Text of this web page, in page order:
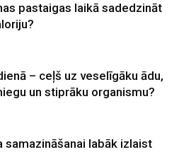
pastaigas laikā sadedzināt
– ceļš uz veselīgāku ādu,
un stiprāku organismu?
samazināšanai labāk izlaist